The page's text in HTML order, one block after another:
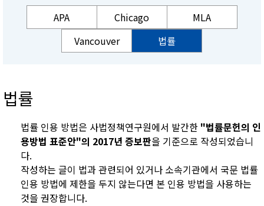
APA Chicago
MLA
Vancouver
법률
법률
법률 인용 방법은 사법정책연구원에서 발간한 "법률문헌의 인
용방법 표준안"의 2017년 증보판을 기준으로 작성되었습니
다.
작성하는 글이 법과 관련되어 있거나 소속기관에서 국문 법률
인용 방법에 제한을 두지 않는다면 본 인용 방법을 사용하는
것을 권장합니다.